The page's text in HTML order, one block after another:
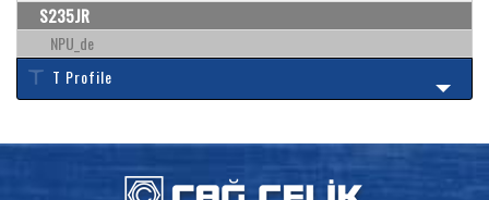
S235JR
NPU_de
T Profile